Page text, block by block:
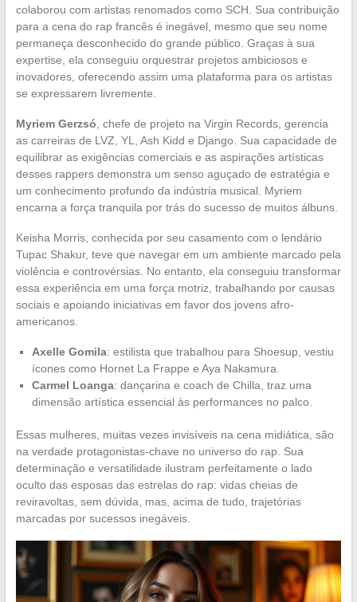
colaborou com artistas renomados como SCH. Sua contribuição
para a cena do rap francês é inegável, mesmo que seu nome
permaneça desconhecido do grande público. Graças à sua
expertise, ela conseguiu orquestrar projetos ambiciosos e
inovadores, oferecendo assim uma plataforma para os artistas
se expressarem livremente.
Myriem Gerzsó , chefe de projeto na Virgin Records, gerencia
as carreiras de LVZ, YL, Ash Kidd e Django. Sua capacidade de
equilibrar as exigências comerciais e as aspirações artísticas
desses rappers demonstra um senso aguçado de estratégia e
um conhecimento profundo da indústria musical. Myriem
encarna a força tranquila por trás do sucesso de muitos álbuns.
Keisha Morris, conhecida por seu casamento com o lendário
Tupac Shakur, teve que navegar em um ambiente marcado pela
violência e controvérsias. No entanto, ela conseguiu transformar
essa experiência em uma força motriz, trabalhando por causas
sociais e apoiando iniciativas em favor dos jovens afro-
americanos.
Axelle Gomila: estilista que trabalhou para Shoesup, vestiu
ícones como Hornet La Frappe e Aya Nakamura.
Carmel Loanga: dançarina e coach de Chilla, traz uma
dimensão artística essencial às performances no palco.
Essas mulheres, muitas vezes invisíveis na cena midiática, são
na verdade protagonistas-chave no universo do rap. Sua
determinação e versatilidade ilustram perfeitamente o lado
oculto das esposas das estrelas do rap: vidas cheias de
reviravoltas, sem dúvida, mas, acima de tudo, trajetórias
marcadas por sucessos inegáveis.